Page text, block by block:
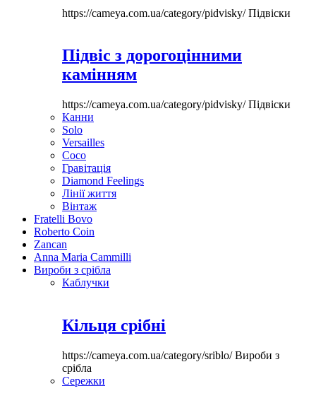
https://cameya.com.ua/category/pidvisky/Підвіски
Підвіс з дорогоцінними
камінням
https://cameya.com.ua/category/pidvisky/Підвіски
Канни
Solo
Versailles
Coco
Гравітація
Diamond Feelings
Лінії життя
Вінтаж
Fratelli Bovo
Roberto Coin
Zancan
Anna Maria Cammilli
Вироби з срібла
Каблучки
Кільця срібні
https://cameya.com.ua/category/sriblo/Вироби з
срібла
Сережки